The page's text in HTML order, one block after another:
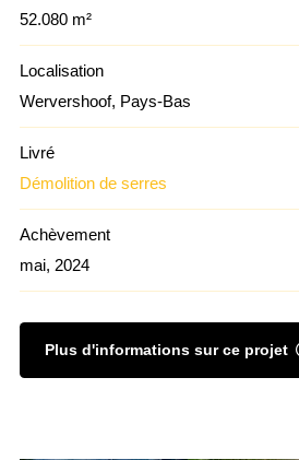
52.080 m²
Localisation
Wervershoof, Pays-Bas
Livré
Démolition de serres
Achèvement
mai, 2024
Plus d'informations sur ce projet